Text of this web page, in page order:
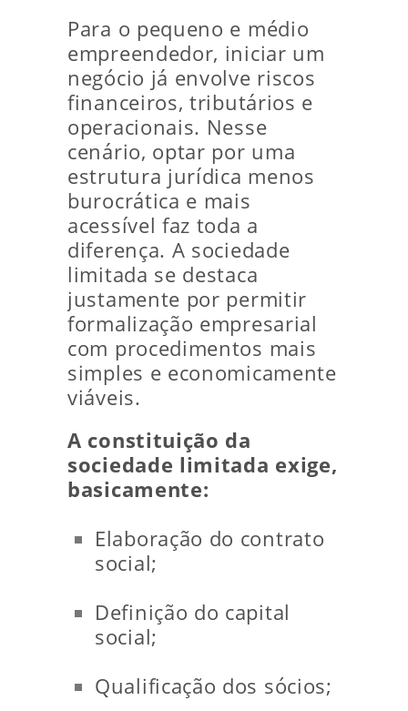
Para o pequeno e médio
empreendedor, iniciar um
negócio já envolve riscos
financeiros, tributários e
operacionais. Nesse
cenário, optar por uma
estrutura jurídica menos
burocrática e mais
acessível faz toda a
diferença. A sociedade
limitada se destaca
justamente por permitir
formalização empresarial
com procedimentos mais
simples e economicamente
viáveis.
A constituição da
sociedade limitada exige,
basicamente:
Elaboração do contrato
social;
Definição do capital
social;
Qualificação dos sócios;